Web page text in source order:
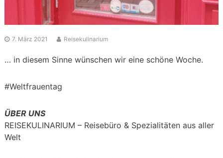
7. März 2021 Reisekulinarium
… in diesem Sinne wünschen wir eine schöne Woche.
#Weltfrauentag
ÜBER UNS
REISEKULINARIUM – Reisebüro & Spezialitäten aus aller
Welt